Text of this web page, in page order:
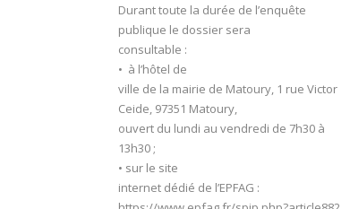
Durant toute la durée de l’enquête
publique le dossier sera
consultable :
• à l’hôtel de
ville de la mairie de Matoury, 1 rue Victor
Ceide, 97351 Matoury,
ouvert du lundi au vendredi de 7h30 à
13h30 ;
• sur le site
internet dédié de l’EPFAG :